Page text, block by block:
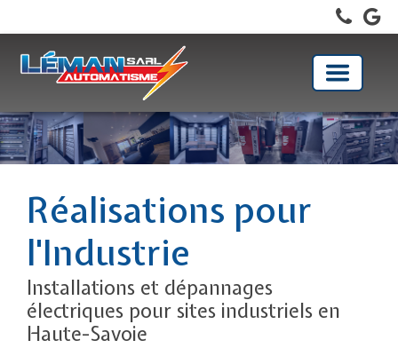
Toggle
Réalisations pour
l'Industrie
Installations et dépannages
électriques pour sites industriels en
Haute-Savoie